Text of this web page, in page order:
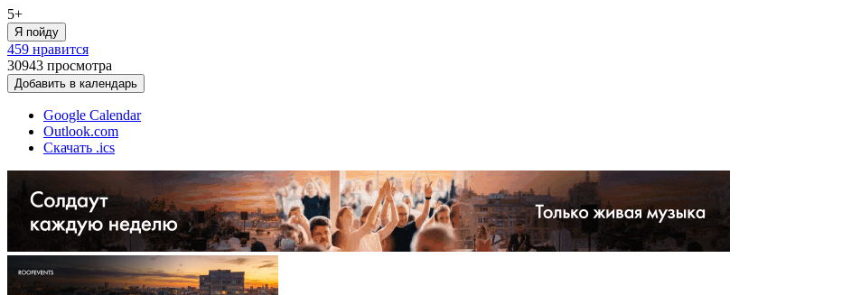
5+
Я пойду
459 нравится
30943 просмотра
Добавить в календарь
Google Calendar
Outlook.com
Скачать .ics